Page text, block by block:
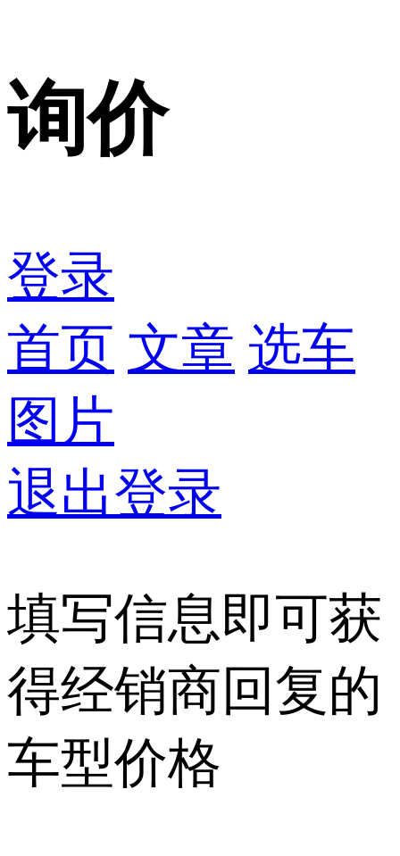
询价
登录
首页 文章 选车
图片
退出登录
填写信息即可获
得经销商回复的
车型价格